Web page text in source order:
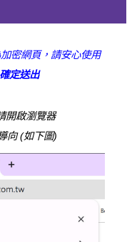
密網頁，請安心使用
確定送出
開啟瀏覽器
向 (如下圖)